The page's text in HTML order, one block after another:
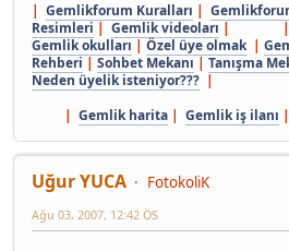
| Gemlikforum Kuralları |
Resimleri | Gemlik videoları | |
Gemlik okulları | Özel üye olmak|
Rehberi | Sohbet Mekanı | Tanışma
Neden üyelik isteniyor??? |
| Gemlik harita | Gemlik iş ilanı |
Uğur YUCA FotokoliK
Ağu 03, 2007, 12:42 ÖS